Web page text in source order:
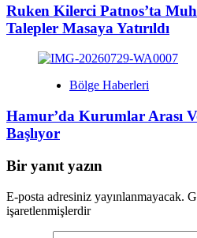
Ruken Kilerci Patnos’ta
Talepler Masaya Yatırıldı
Bölge Haberleri
Hamur’da Kurumlar Arası
Başlıyor
Bir yanıt yazın
E-posta adresiniz yayınlanmayacak.
işaretlenmişlerdir